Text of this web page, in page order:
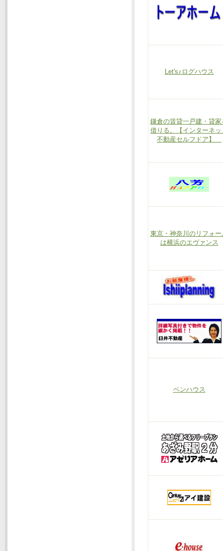
Let's♪ログハウス
鎌倉の賃貸一戸建・貸家
借りる。【インターネッ
不動産セルフドア】
東京・神奈川のリフォー
は横浜のエヴァンス
ベンハウス